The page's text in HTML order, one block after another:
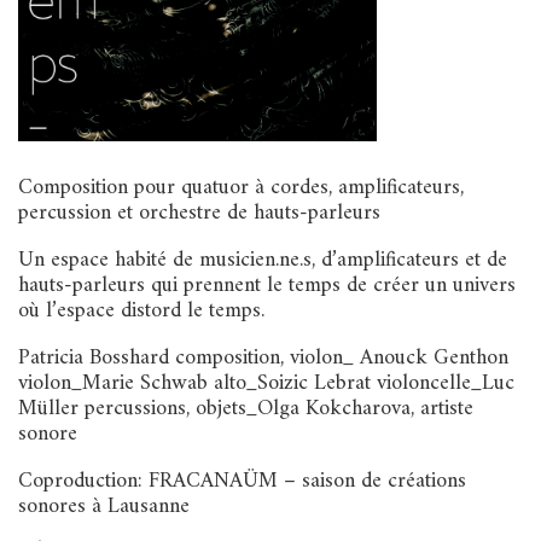
Composition pour quatuor à cordes, amplificateurs,
percussion et orchestre de hauts-parleurs
Un espace habité de musicien.ne.s, d’amplificateurs et de
hauts-parleurs qui prennent le temps de créer un univers
où l’espace distord le temps.
Patricia Bosshard composition, violon_Anouck Genthon
violon_Marie Schwab alto_Soizic Lebrat violoncelle_Luc
Müller percussions, objets_Olga Kokcharova, artiste
sonore
Coproduction: FRACANAÜM – saison de créations
sonores à Lausanne